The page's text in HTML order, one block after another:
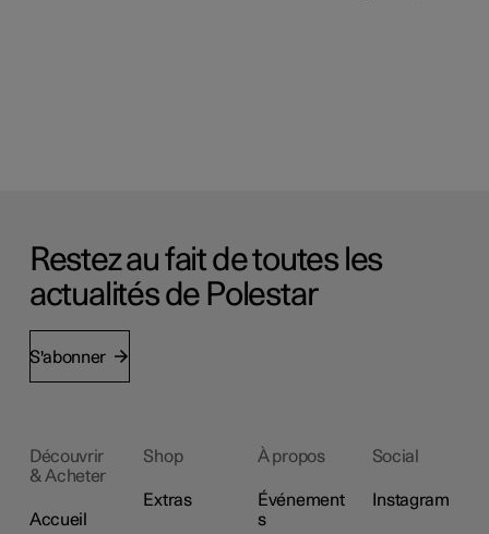
Restez au fait de toutes les
actualités de Polestar
S'abonner
Découvrir
& Acheter
Accueil
Shop
Extras
À propos
Événement
s
Social
Instagram